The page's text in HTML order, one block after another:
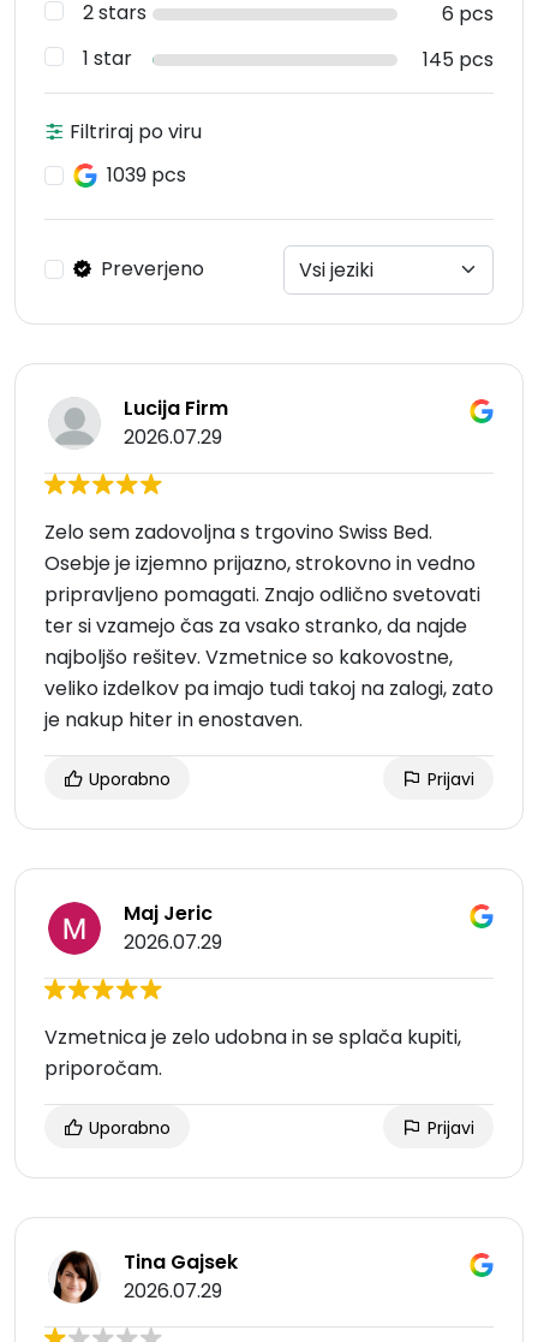
2 stars
6 pcs
1 star
145 pcs
Filtriraj po viru
1039 pcs
Preverjeno
Lucija Firm
2026.07.29
Zelo sem zadovoljna s trgovino Swiss Bed.
Osebje je izjemno prijazno, strokovno in vedno
pripravljeno pomagati. Znajo odlično svetovati
ter si vzamejo čas za vsako stranko, da najde
najboljšo rešitev. Vzmetnice so kakovostne,
veliko izdelkov pa imajo tudi takoj na zalogi, zato
je nakup hiter in enostaven.
Uporabno Prijavi
Maj Jeric
2026.07.29
Vzmetnica je zelo udobna in se splača kupiti,
priporočam.
Uporabno Prijavi
Tina Gajsek
2026.07.29